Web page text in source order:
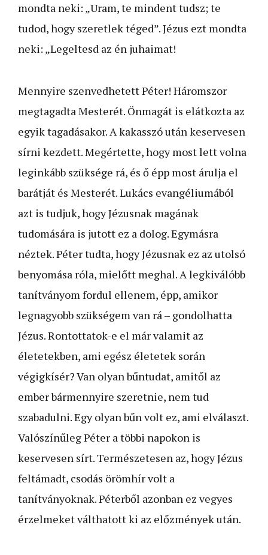
mondta neki: „Uram, te mindent tudsz; te
tudod, hogy szeretlek téged”. Jézus ezt mondta
neki: „Legeltesd az én juhaimat!
Mennyire szenvedhetett Péter! Háromszor
megtagadta Mesterét. Önmagát is elátkozta az
egyik tagadásakor. A kakasszó után keservesen
sírni kezdett. Megértette, hogy most lett volna
leginkább szüksége rá, és ő épp most árulja el
barátját és Mesterét. Lukács evangéliumából
azt is tudjuk, hogy Jézusnak magának
tudomására is jutott ez a dolog. Egymásra
néztek. Péter tudta, hogy Jézusnak ez az utolsó
benyomása róla, mielőtt meghal. A legkiválóbb
tanítványom fordul ellenem, épp, amikor
legnagyobb szükségem van rá – gondolhatta
Jézus. Rontottatok-e el már valamit az
életetekben, ami egész életetek során
végigkísér? Van olyan bűntudat, amitől az
ember bármennyire szeretnie, nem tud
szabadulni. Egy olyan bűn volt ez, ami elválaszt.
Valószínűleg Péter a többi napokon is
keservesen sírt. Természetesen az, hogy Jézus
feltámadt, csodás örömhír volt a
tanítványoknak. Péterből azonban ez vegyes
érzelmeket válthatott ki az előzmények után.